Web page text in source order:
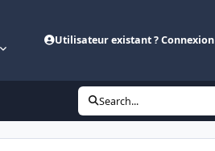
Utilisateur existant ? Connexion
Search...